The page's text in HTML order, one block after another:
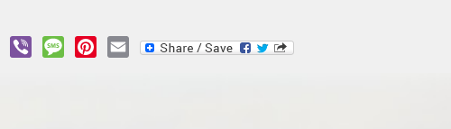
Skype Viber MessagePinterest
Email